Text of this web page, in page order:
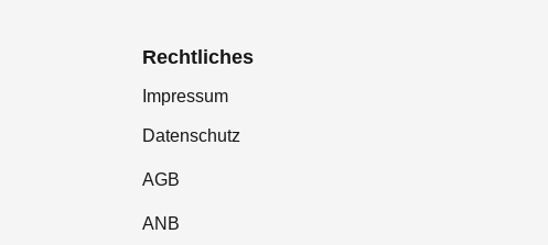
Rechtliches
Impressum
Datenschutz
AGB
ANB